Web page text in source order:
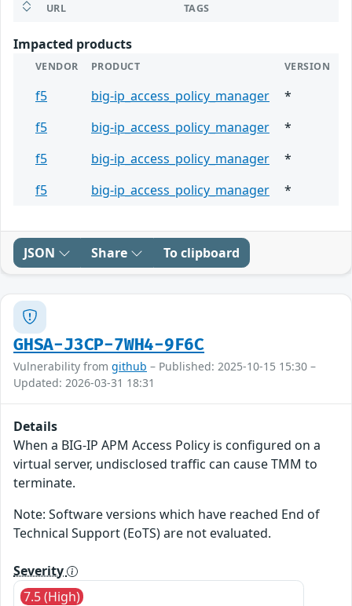
URL TAGS
Impacted products
VENDOR PRODUCT VERSION
f5 big-ip_access_policy_manager
*
f5
big-ip_access_policy_manager
*
f5
big-ip_access_policy_manager
*
f5
big-ip_access_policy_manager *
JSON Share To clipboard
GHSA-J3CP-7WH4-9F6C
Vulnerability from github – Published: 2025-10-15 15:30 –
Updated: 2026-03-31 18:31
Details
When a BIG-IP APM Access Policy is configured on a
virtual server, undisclosed traffic can cause TMM to
terminate.
Note: Software versions which have reached End of
Technical Support (EoTS) are not evaluated.
Severity
7.5 (High)